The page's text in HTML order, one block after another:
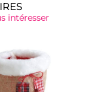
intéresser